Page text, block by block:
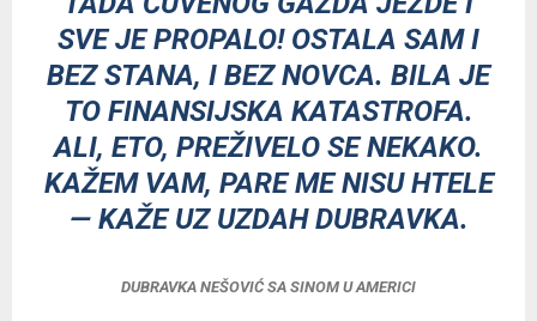
SVE JE PROPALO! OSTALA SAM I
BEZ STANA, I BEZ NOVCA. BILA JE
TO FINANSIJSKA KATASTROFA.
ALI, ETO, PREŽIVELO SE NEKAKO.
KAŽEM VAM, PARE ME NISU HTELE
— KAŽE UZ UZDAH DUBRAVKA.
DUBRAVKA NEŠOVIĆ SA SINOM U AMERICI